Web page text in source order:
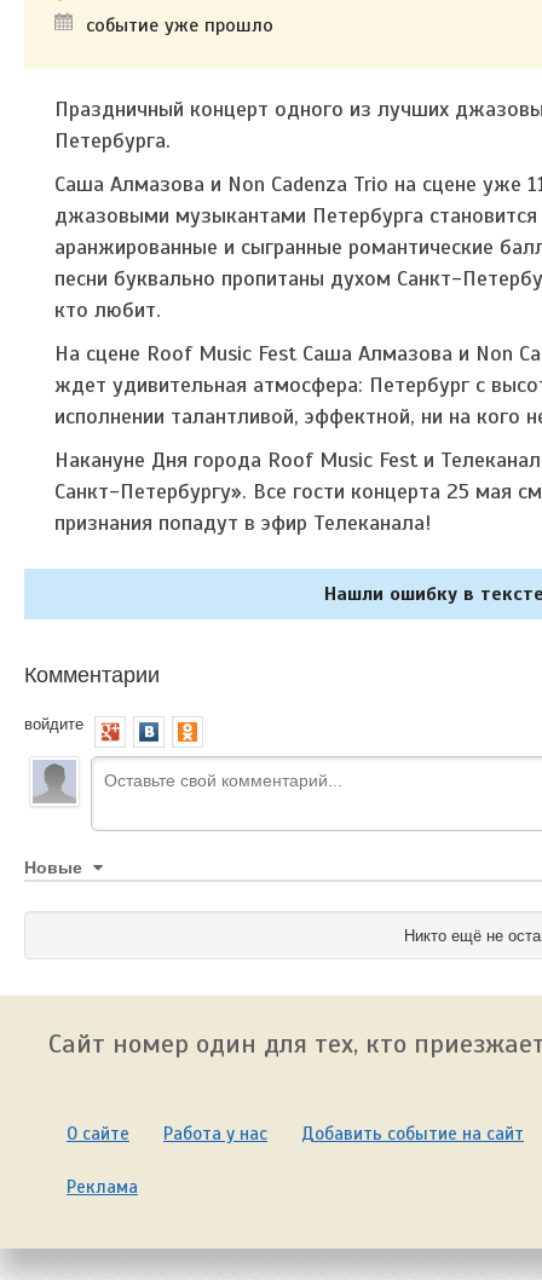
событие уже прошло
Праздничный концерт одного из лучших
Петербурга.
Саша Алмазова и Non Cadenza Trio на сцене уже
джазовыми музыкантами Петербурга
аранжированные и сыгранные романтические
песни буквально пропитаны духом Санкт-
кто любит.
На сцене Roof Music Fest Саша Алмазова и Non
ждет удивительная атмосфера: Петербург с
исполнении талантливой, эффектной, ни на
Накануне Дня города Roof Music Fest и
Санкт-Петербургу». Все гости концерта 25 мая
признания попадут в эфир Телеканала!
Нашли ошибку в
Комментарии
войдите
Новые
Никто ещё не
Сайт номер один для тех, кто
О сайте Работа у нас Добавить событие на сайт
Реклама